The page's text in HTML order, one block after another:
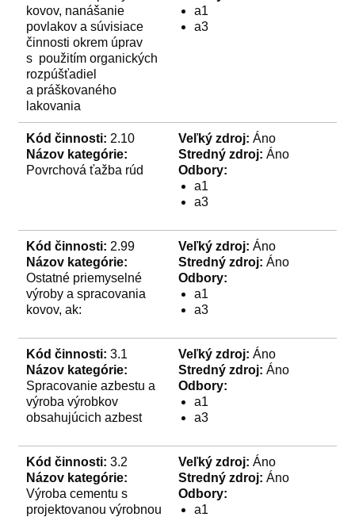
kovov, nanášanie
povlakov a súvisiace
činnosti okrem úprav
s použitím organických
rozpúšťadiel
a práškovaného
lakovania
a1
a3
Kód činnosti: 2.10
Názov kategórie:
Povrchová ťažba rúd
Veľký zdroj: Áno
Stredný zdroj: Áno
Odbory:
a1
a3
Kód činnosti: 2.99
Názov kategórie:
Ostatné priemyselné
výroby a spracovania
kovov, ak:
Veľký zdroj: Áno
Stredný zdroj: Áno
Odbory:
a1
a3
Kód činnosti: 3.1
Názov kategórie:
Spracovanie azbestu a
výroba výrobkov
obsahujúcich azbest
Veľký zdroj: Áno
Stredný zdroj: Áno
Odbory:
a1
a3
Kód činnosti: 3.2
Názov kategórie:
Výroba cementu s
projektovanou výrobnou
Veľký zdroj: Áno
Stredný zdroj: Áno
Odbory:
a1